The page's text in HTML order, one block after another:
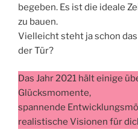
begeben. Es ist die ideale
zu bauen.
Vielleicht steht ja schon
der Tür?
Das Jahr 2021 hält einige
Glücksmomente,
spannende
realistische Visionen für